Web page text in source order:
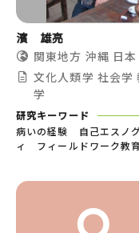
濱 雄亮
関東地方 沖縄 日本
文化人類学 社会学
学
研究キーワード
病いの経験 自己エスノ
ィ フィールドワーク教